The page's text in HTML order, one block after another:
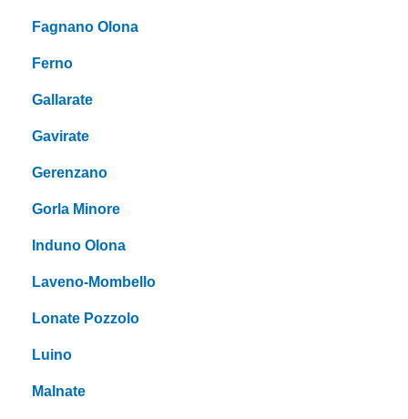
Fagnano Olona
Ferno
Gallarate
Gavirate
Gerenzano
Gorla Minore
Induno Olona
Laveno-Mombello
Lonate Pozzolo
Luino
Malnate